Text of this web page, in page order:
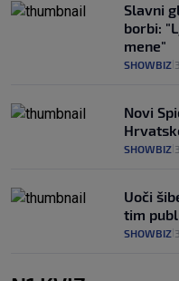
Slavni
borbi:
mene"
SHOWBIZ
Novi
SHOWBIZ
Uoči
tim
SHOWBIZ